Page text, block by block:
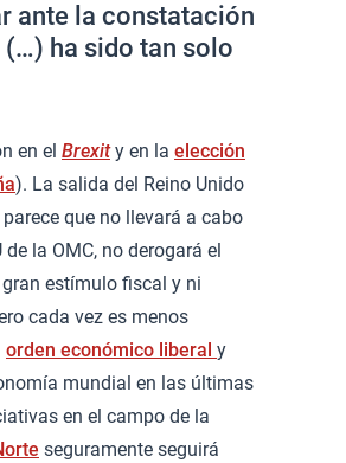
ante la constatación
(…) ha sido tan solo
en el Brexity en la elección
). La salida del Reino Unido
que no llevará a cabo
la OMC, no derogará el
estímulo fiscal y ni
cada vez es menos
orden económico liberal y
mundial en las últimas
en el campo de la
seguramente seguirá